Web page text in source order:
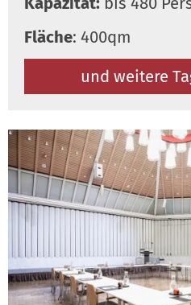
Fläche: 400qm
und weitere